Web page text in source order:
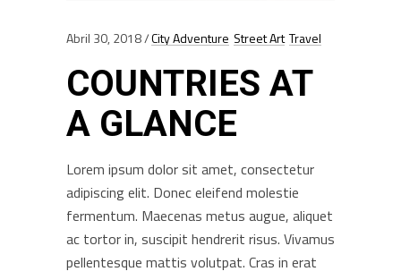
Abril 30, 2018 City Adventure Street Art Travel
COUNTRIES AT
A GLANCE
Lorem ipsum dolor sit amet, consectetur
adipiscing elit. Donec eleifend molestie
fermentum. Maecenas metus augue, aliquet
ac tortor in, suscipit hendrerit risus. Vivamus
pellentesque mattis volutpat. Cras in erat